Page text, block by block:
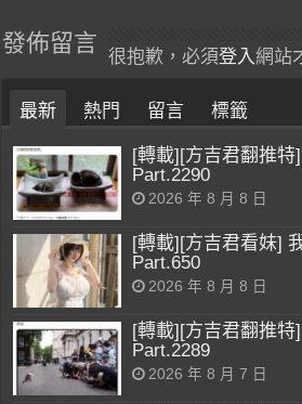
發佈留言
很抱歉，必須登入 網站
最新 熱門 留言 標籤
[轉載][方吉君翻推特
Part.2290
2026 年 8 月 8 日
[轉載][方吉君看妹]
Part.650
2026 年 8 月 8 日
[轉載][方吉君翻推特
Part.2289
2026 年 8 月 7 日